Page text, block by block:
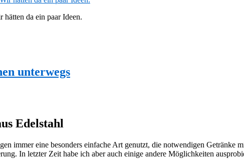
hätten da ein paar Ideen.
unterwegs
Edelstahl
immer eine besonders einfache Art genutzt, die notwendigen
In letzter Zeit habe ich aber auch einige andere Möglichkeiten